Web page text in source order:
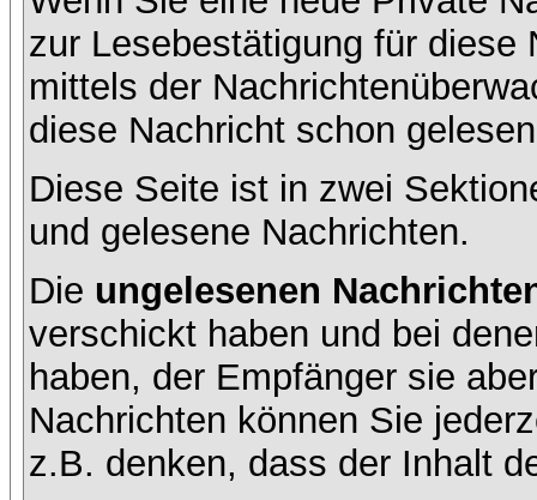
zur Lesebestätigung für diese
mittels der
diese Nachricht schon
Diese Seite ist in zwei
und gelesene Nachrichten.
Die ungelesenen
verschickt haben und bei
haben, der Empfänger sie
Nachrichten können Sie
z.B. denken, dass der Inhalt